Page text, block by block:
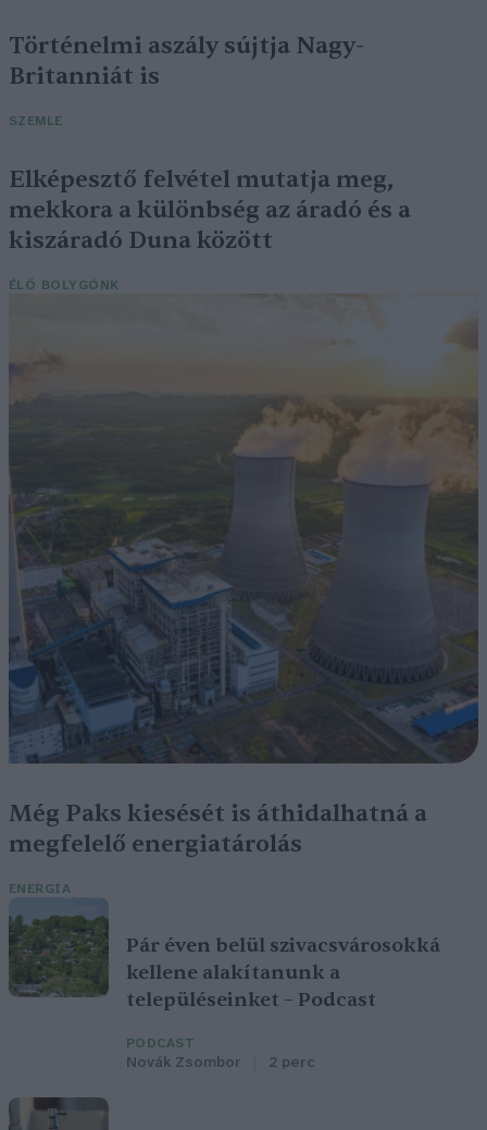
Történelmi aszály sújtja Nagy-
Britanniát is
SZEMLE
Elképesztő felvétel mutatja meg,
mekkora a különbség az áradó és a
kiszáradó Duna között
ÉLŐ BOLYGÓNK
Még Paks kiesését is áthidalhatná a
megfelelő energiatárolás
ENERGIA
Pár éven belül szivacsvárosokká
kellene alakítanunk a
településeinket – Podcast
PODCAST
Novák Zsombor 2 perc